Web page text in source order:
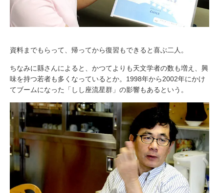
資料までもらって、帰ってから復習もできると喜ぶ二人。
ちなみに縣さんによると、かつてよりも天文学者の数も増え、興
味を持つ若者も多くなっているとか。1998年から2002年にかけ
てブームになった「しし座流星群」の影響もあるという。